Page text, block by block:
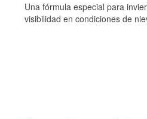
Una fórmula especial para
visibilidad en condiciones de